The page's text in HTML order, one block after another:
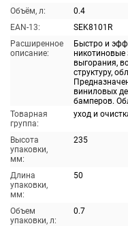
Объём, л:
0.4
EAN-13:
SEK8101R
Расширенное
описание:
Быстро и
никотиновые
выгорания,
структуру,
виниловых
бамперов.
Товарная
группа:
уход и
Высота
упаковки,
мм:
235
Длина
упаковки,
мм:
50
Объем
упаковки, л:
0.7